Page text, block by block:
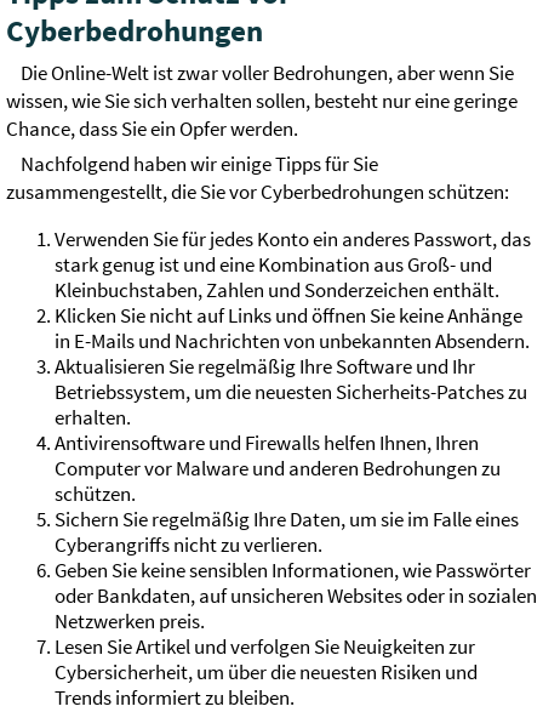
Cyberbedrohungen
Die Online-Welt ist zwar voller Bedrohungen, aber wenn Sie
wissen, wie Sie sich verhalten sollen, besteht nur eine geringe
Chance, dass Sie ein Opfer werden.
Nachfolgend haben wir einige Tipps für Sie
zusammengestellt, die Sie vor Cyberbedrohungen schützen:
Verwenden Sie für jedes Konto ein anderes Passwort, das
stark genug ist und eine Kombination aus Groß- und
Kleinbuchstaben, Zahlen und Sonderzeichen enthält.
Klicken Sie nicht auf Links und öffnen Sie keine Anhänge
in E-Mails und Nachrichten von unbekannten Absendern.
Aktualisieren Sie regelmäßig Ihre Software und Ihr
Betriebssystem, um die neuesten Sicherheits-Patches zu
erhalten.
Antivirensoftware und Firewalls helfen Ihnen, Ihren
Computer vor Malware und anderen Bedrohungen zu
schützen.
Sichern Sie regelmäßig Ihre Daten, um sie im Falle eines
Cyberangriffs nicht zu verlieren.
Geben Sie keine sensiblen Informationen, wie Passwörter
oder Bankdaten, auf unsicheren Websites oder in sozialen
Netzwerken preis.
Lesen Sie Artikel und verfolgen Sie Neuigkeiten zur
Cybersicherheit, um über die neuesten Risiken und
Trends informiert zu bleiben.